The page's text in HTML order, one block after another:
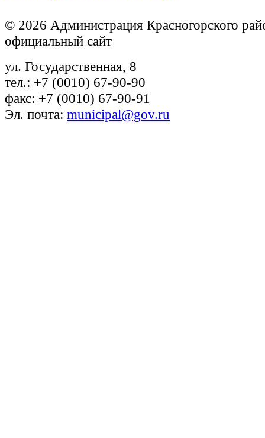
© 2026 Администрация Красногорского
официальный сайт
ул. Государственная, 8
тел.: +7 (0010) 67-90-90
факс: +7 (0010) 67-90-91
Эл. почта: municipal@gov.ru